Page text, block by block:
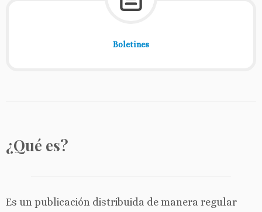
Boletines
¿Qué es?
Es un publicación distribuida de manera regular